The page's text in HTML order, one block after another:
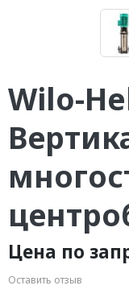
Wilo-
Цена по
Оставить отзыв